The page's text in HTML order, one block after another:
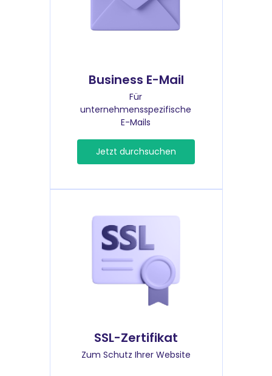
Business E-Mail
Für
unternehmensspezifische
E-Mails
Jetzt durchsuchen
SSL-Zertifikat
Zum Schutz Ihrer Website